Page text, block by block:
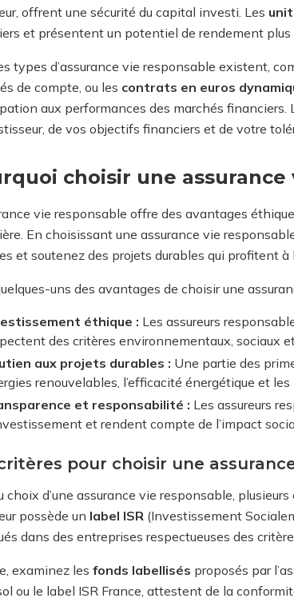
offrent une sécurité du capital investi. Les
et présentent un potentiel de rendement plus
types d’assurance vie responsable existent,
de compte, ou les contrats en euros
aux performances des marchés
de vos objectifs financiers et de votre
choisir une assurance
vie responsable offre des avantages
En choisissant une assurance vie
et soutenez des projets durables qui profitent à
uns des avantages de choisir une
éthique : Les assureurs
des critères environnementaux, sociaux
aux projets durables : Une partie des
renouvelables, l’efficacité énergétique et
et responsabilité : Les assureurs
et rendent compte de l’impact
pour choisir une
choix d’une assurance vie responsable,
possède un label ISR (Investissement
dans des entreprises respectueuses des
examinez les fonds labellisés proposés par
ou le label ISR France, attestent de la